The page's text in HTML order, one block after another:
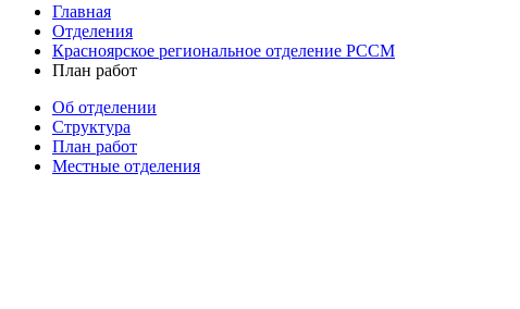
Главная
Отделения
Красноярское региональное отделение РССМ
План работ
Об отделении
Структура
План работ
Местные отделения